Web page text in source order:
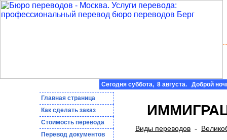
Сегодня суббота, 8 августа. Доброй
Главная страница
Как сделать заказ
Стоимость перевода
Пepeвoд дoкумeнтoв
Виды переводов -